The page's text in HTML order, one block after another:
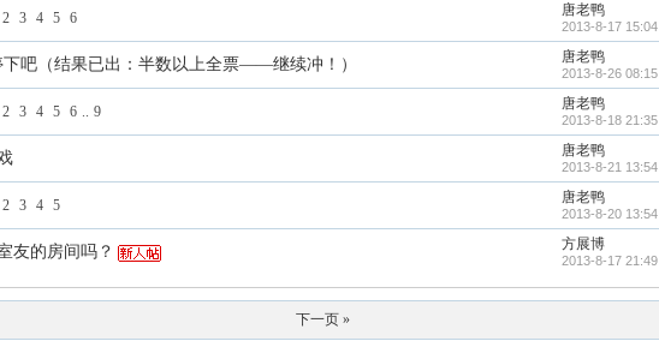
2 3 4 5 6 唐老鸭
2013-8-17 15:04
下吧（结果已出：半数以上全票——继续冲！） 唐老鸭
2013-8-26 08:15
2 3 4 5 6 .. 9 唐老鸭
2013-8-18 21:35
唐老鸭
2013-8-21 13:54
2 3 4 5 唐老鸭
2013-8-20 13:54
友的房间吗？ 方展博
2013-8-17 21:49
下一页 »